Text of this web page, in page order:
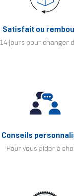
Satisfait ou
14 jours pour changer
Conseils
Pour vous aider à